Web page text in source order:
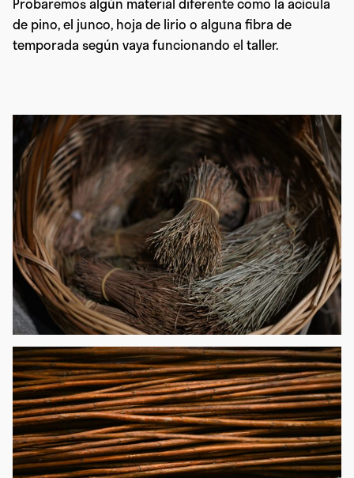
de pino, el junco, hoja de lirio o alguna fibra de
temporada según vaya funcionando el taller.